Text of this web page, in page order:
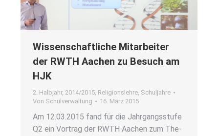
Wis­sen­schaft­li­che Mit­ar­bei­ter
der RWTH Aachen zu Besuch am
HJK
2. Halbjahr, 2014/2015, Religionslehre, Schuljahre
Von Schulverwaltung 16. März 2015
Am 12.03.2015 fand für die Jahr­gangs­stu­fe
Q2 ein Vor­trag der RWTH Aachen zum The­